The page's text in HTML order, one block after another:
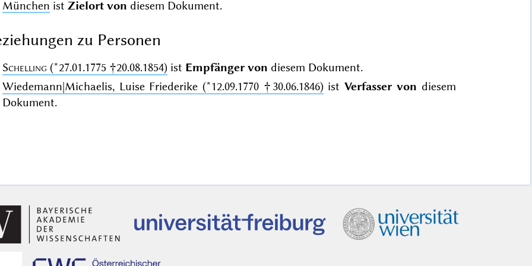
München ist Zielort von diesem Dokument.
zu Personen
Schelling (*27.01.1775 †20.08.1854)ist Empfänger von diesem Dokument.
Wiedemann|Michaelis, Luise Friederike (*12.09.1770 †30.06.1846)istVerfasser von diesem
Dokument.